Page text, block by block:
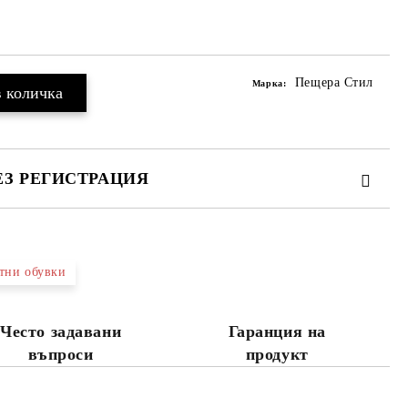
Марка: Пещера Стил
РЕГИСТРАЦИЯ
обувки
Често задавани
въпроси
Гаранция на
продукт